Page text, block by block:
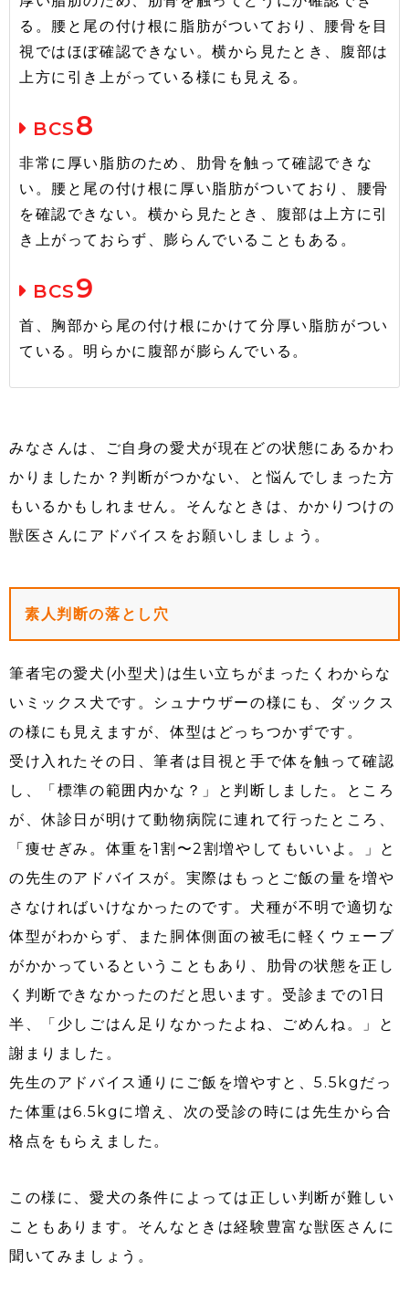
る。腰と尾の付け根に脂肪がついており、腰骨を目
視ではほぼ確認できない。横から見たとき、腹部は
上方に引き上がっている様にも見える。
BCS8
非常に厚い脂肪のため、肋骨を触って確認できな
い。腰と尾の付け根に厚い脂肪がついており、腰骨
を確認できない。横から見たとき、腹部は上方に引
き上がっておらず、膨らんでいることもある。
BCS9
首、胸部から尾の付け根にかけて分厚い脂肪がつい
ている。明らかに腹部が膨らんでいる。
みなさんは、ご自身の愛犬が現在どの状態にあるかわ
かりましたか？判断がつかない、と悩んでしまった方
もいるかもしれません。そんなときは、かかりつけの
獣医さんにアドバイスをお願いしましょう。
素人判断の落とし穴
筆者宅の愛犬(小型犬)は生い立ちがまったくわからな
いミックス犬です。シュナウザーの様にも、ダックス
の様にも見えますが、体型はどっちつかずです。
受け入れたその日、筆者は目視と手で体を触って確認
し、「標準の範囲内かな？」と判断しました。ところ
が、休診日が明けて動物病院に連れて行ったところ、
「痩せぎみ。体重を1割〜2割増やしてもいいよ。」と
の先生のアドバイスが。実際はもっとご飯の量を増や
さなければいけなかったのです。犬種が不明で適切な
体型がわからず、また胴体側面の被毛に軽くウェーブ
がかかっているということもあり、肋骨の状態を正し
く判断できなかったのだと思います。受診までの1日
半、「少しごはん足りなかったよね、ごめんね。」と
謝まりました。
先生のアドバイス通りにご飯を増やすと、5.5kgだっ
た体重は6.5kgに増え、次の受診の時には先生から合
格点をもらえました。
この様に、愛犬の条件によっては正しい判断が難しい
こともあります。そんなときは経験豊富な獣医さんに
聞いてみましょう。